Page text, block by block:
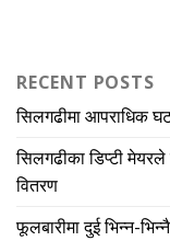
RECENT POSTS
सिलगढीमा आपराधिक
सिलगढीका डिप्टी
वितरण
फूलबारीमा दुई भिन्न-